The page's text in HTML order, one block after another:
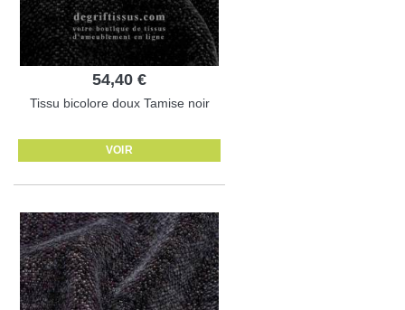
54,40 €
Tissu bicolore doux Tamise noir
VOIR